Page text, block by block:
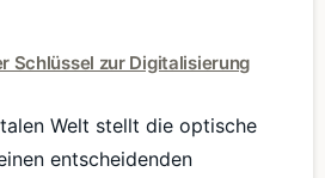
Schlüssel zur Digitalisierung
Welt stellt die optische
entscheidenden